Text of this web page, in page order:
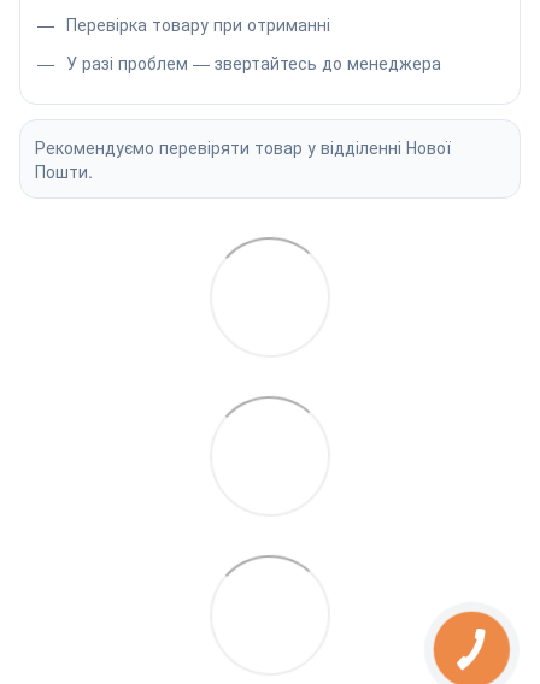
Перевірка товару при отриманні
У разі проблем — звертайтесь до менеджера
Рекомендуємо перевіряти товар у відділенні Нової
Пошти.